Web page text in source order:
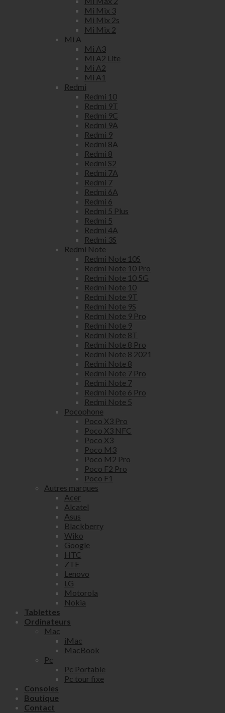
Mi Mix 3
Mi Mix 2s
Mi Mix 2
Mi A
Mi A3
Mi A2 Lite
Mi A2
Mi A1
Redmi
Redmi 10
Redmi 9T
Redmi 9C
Redmi 9A
Redmi 9
Redmi 8A
Redmi 8
Redmi S2
Redmi 7A
Redmi 7
Redmi 6A
Redmi 6
Redmi 5 Plus
Redmi 5
Redmi 4A
Redmi 3S
Redmi Note
Redmi Note 10S
Redmi Note 10 Pro
Redmi Note 10 5G
Redmi Note 10
Redmi Note 9T
Redmi Note 9S
Redmi Note 9 Pro
Redmi Note 9
Redmi Note 8T
Redmi Note 8 Pro
Redmi Note 8 2021
Redmi Note 8
Redmi Note 7 Pro
Redmi Note 7
Redmi Note 6 Pro
Redmi Note 5
Pocophone
Poco X3 Pro
Poco X3 NFC
Poco X3
Poco M3
Poco M2 Pro
Poco F2 Pro
Poco F1
Autres marques
Acer
Alcatel
Asus
Blackberry
Wiko
Google
HTC
ZTE
Lenovo
LG
Motorola
Nokia
Tablettes
Ordinateurs
Mac
iMac
MacBook
Pc
Pc Portable
Pc tour fixe
Consoles
Boutique
Contact